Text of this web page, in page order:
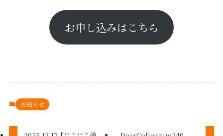
お申し込みはこちら
お知らせ